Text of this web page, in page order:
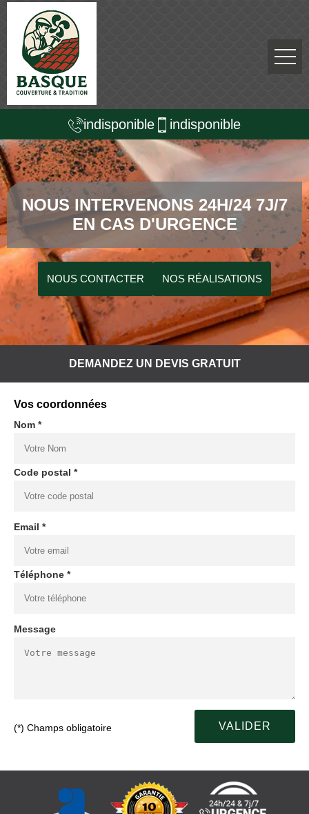
indisponible indisponible
NOUS INTERVENONS 24H/24 7J/7
EN CAS D'URGENCE
NOUS CONTACTER NOS RÉALISATIONS
DEMANDEZ UN DEVIS GRATUIT
Vos coordonnées
Nom *
Code postal *
Email *
Téléphone *
Message
(*) Champs obligatoire